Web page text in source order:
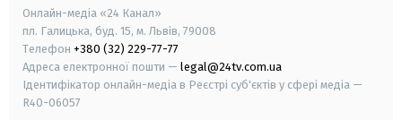
Онлайн-медіа «24 Канал»
пл. Галицька, буд. 15, м. Львів, 79008
Телефон +380 (32) 229-77-77
Адреса електронної пошти — legal@24tv.com.ua
Ідентифікатор онлайн-медіа в Реєстрі суб'єктів у сфері медіа —
R40-06057